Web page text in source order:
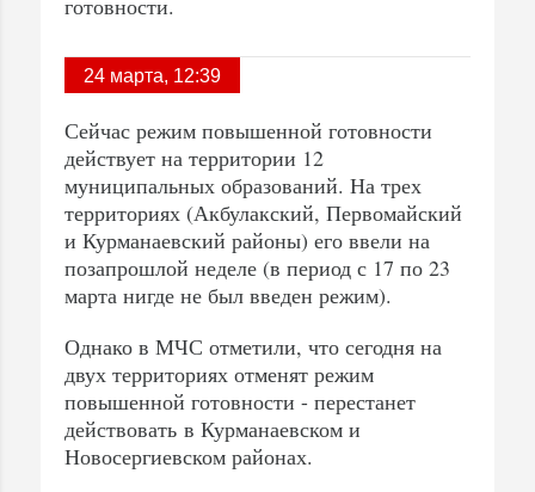
готовности.
24 марта, 12:39
Сейчас режим повышенной готовности
действует на территории 12
муниципальных образований. На трех
территориях (Акбулакский, Первомайский
и Курманаевский районы) его ввели на
позапрошлой неделе (в период с 17 по 23
марта нигде не был введен режим).
Однако в МЧС отметили, что сегодня на
двух территориях отменят режим
повышенной готовности - перестанет
действовать в Курманаевском и
Новосергиевском районах.